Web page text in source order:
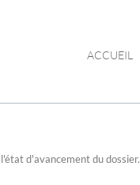
ACCUEIL
d'avancement du dossier.